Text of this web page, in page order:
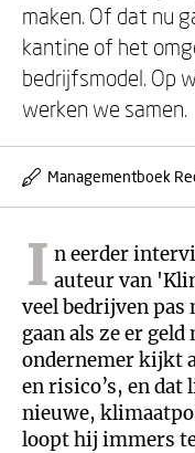
maken. Of dat nu
kantine of het
bedrijfsmodel. Op
werken we samen.
Managementboek
I n eerder
auteur van
veel bedrijven pas
gaan als ze er
ondernemer kijkt
en risico’s, en
nieuwe,
loopt hij immers